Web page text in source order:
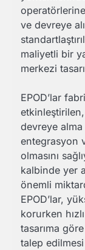
ve devreye
maliyetli bir
merkezi
EPOD’lar
etkinleştirilen,
devreye alma
entegrasyon
olmasını
kalbinde yer
önemli
EPOD’lar,
korurken
tasarıma
talep